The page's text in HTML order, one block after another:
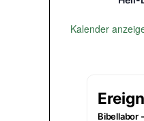
Kalender